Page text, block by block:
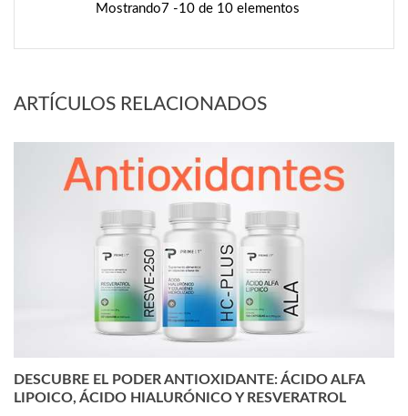
Mostrando7 -10 de 10 elementos
ARTÍCULOS RELACIONADOS
DESCUBRE EL PODER ANTIOXIDANTE: ÁCIDO ALFA
LIPOICO, ÁCIDO HIALURÓNICO Y RESVERATROL